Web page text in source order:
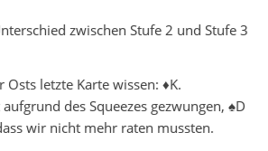
zwischen Stufe 2 und Stufe 3
letzte Karte wissen: ♦K.
des Squeezes gezwungen, ♠D
wir nicht mehr raten mussten.